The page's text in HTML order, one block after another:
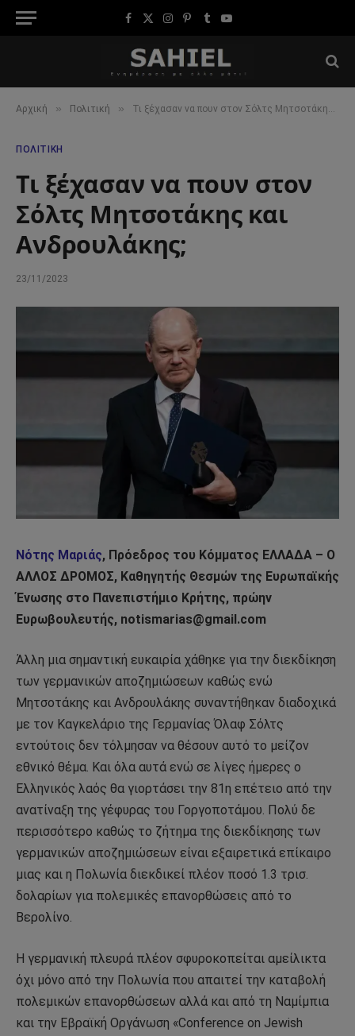
Facebook
X
Instagram
Pinterest
TumblrYouTube
Αρχική » Πολιτική » Τι ξέχασαν να πουν στον Σόλτς Μητσοτάκης και Ανδρουλάκης;
ΠΟΛΙΤΙΚΉ
Τι ξέχασαν να πουν στον
Σόλτς Μητσοτάκης και
Ανδρουλάκης;
23/11/2023
Νότης Μαριάς, Πρόεδρος του Κόμματος ΕΛΛΑΔΑ – Ο
ΑΛΛΟΣ ΔΡΟΜΟΣ, Καθηγητής Θεσμών της Ευρωπαϊκής
Ένωσης στο Πανεπιστήμιο Κρήτης, πρώην
Ευρωβουλευτής, notismarias@gmail.com
Άλλη μια σημαντική ευκαιρία χάθηκε για την διεκδίκηση
των γερμανικών αποζημιώσεων καθώς ενώ
Μητσοτάκης και Ανδρουλάκης συναντήθηκαν διαδοχικά
με τον Καγκελάριο της Γερμανίας Όλαφ Σόλτς
εντούτοις δεν τόλμησαν να θέσουν αυτό το μείζον
εθνικό θέμα. Και όλα αυτά ενώ σε λίγες ήμερες ο
Ελληνικός λαός θα γιορτάσει την 81η επέτειο από την
ανατίναξη της γέφυρας του Γοργοποτάμου. Πολύ δε
περισσότερο καθώς το ζήτημα της διεκδίκησης των
γερμανικών αποζημιώσεων είναι εξαιρετικά επίκαιρο
μιας και η Πολωνία διεκδικεί πλέον ποσό 1.3 τρισ.
δολαρίων για πολεμικές επανορθώσεις από το
Βερολίνο.
Η γερμανική πλευρά πλέον σφυροκοπείται αμείλικτα
όχι μόνο από την Πολωνία που απαιτεί την καταβολή
πολεμικών επανορθώσεων αλλά και από τη Ναμίμπια
και την Εβραϊκή Οργάνωση «Conference on Jewish